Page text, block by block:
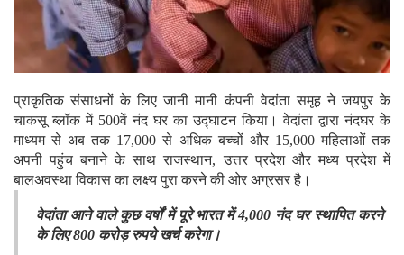
प्राकृतिक संसाधनों के लिए जानी मानी कंपनी वेदांता समूह ने जयपुर के
चाकसू ब्लॉक में 500वें नंद घर का उद्घाटन किया। वेदांता द्वारा नंदघर के
माध्यम से अब तक 17,000 से अधिक बच्चों और 15,000 महिलाओं तक
अपनी पहुंच बनाने के साथ राजस्थान, उत्तर प्रदेश और मध्य प्रदेश में
बालअवस्था विकास का लक्ष्य पुरा करने की ओर अग्रसर है।
वेदांता आने वाले कुछ वर्षों में पूरे भारत में 4,000 नंद घर स्थापित करने
के लिए 800 करोड़ रुपये खर्च करेगा।